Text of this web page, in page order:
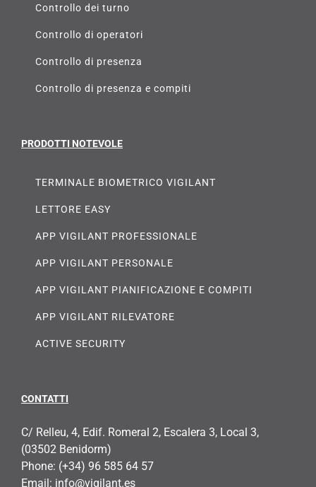
Controllo dei turno
Controllo di operatori
Controllo di presenza
Controllo di presenza e compiti
PRODOTTI NOTEVOLE
TERMINALE BIOMETRICO VIGILANT
LETTORE EASY
APP VIGILANT PROFESSIONALE
APP VIGILANT PERSONALE
APP VIGILANT PIANIFICAZIONE E COMPITI
APP VIGILANT RILEVATORE
ACTIVE SECURITY
CONTATTI
C/ Relleu, 4, Edif. Romeral 2, Escalera 3, Local 3,
(03502 Benidorm)
Phone: (+34) 96 585 64 57
Email: info@vigilant.es